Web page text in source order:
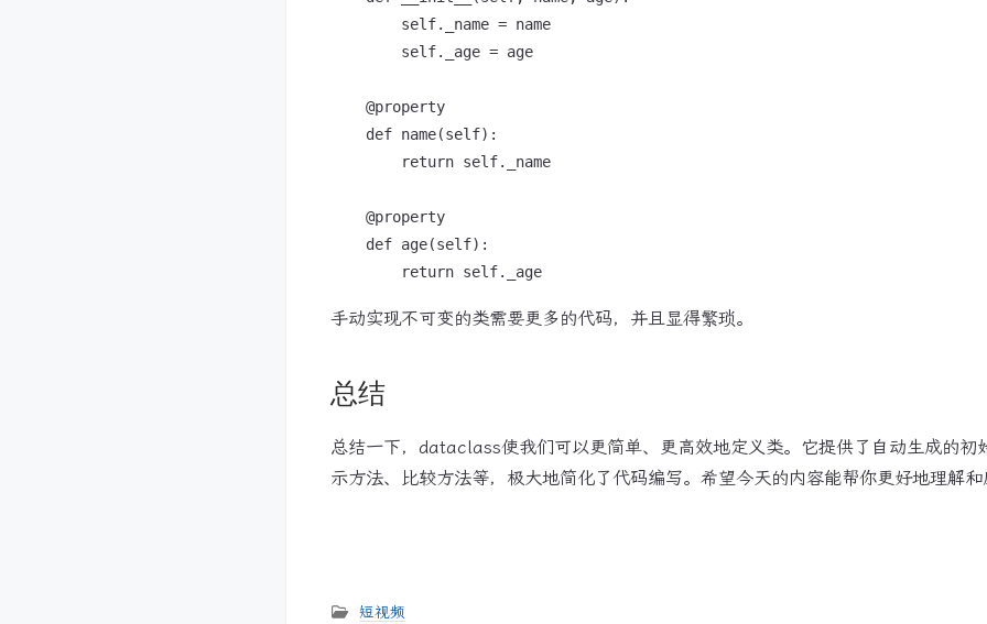
        self._name = name
        self._age = age
    @property
    def name(self):
        return self._name
    @property
    def age(self):
手动实现不可变的类需要更多的代码，并且显得繁琐。
总结
总结一下，dataclass使我们可以更简单、更高效地定义类。它提供了自动生成的初
示方法、比较方法等，极大地简化了代码编写。希望今天的内容能帮你更好地理解
短视频